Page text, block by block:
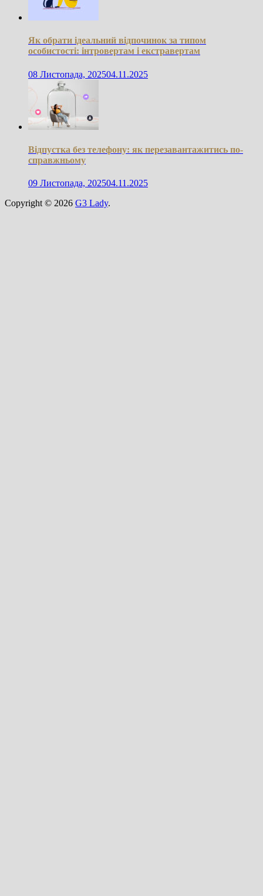
Як обрати ідеальний відпочинок за типом
особистості: інтровертам і екстравертам
08 Листопада, 202504.11.2025
Відпустка без телефону: як перезавантажитись по-
справжньому
09 Листопада, 202504.11.2025
Copyright © 2026 G3 Lady.